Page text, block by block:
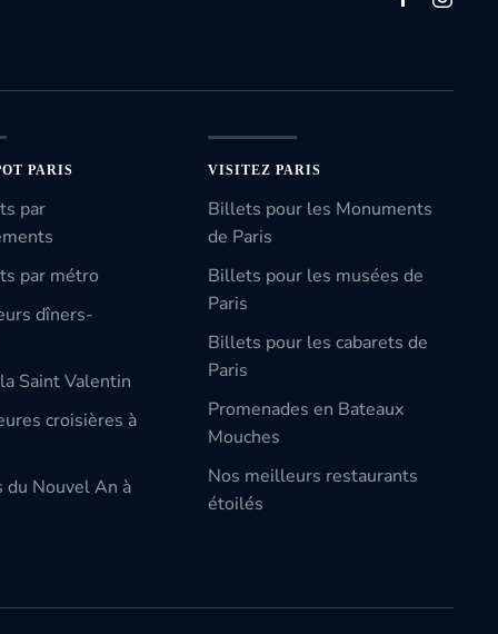
PARIS
par
par métro
dîners-
Saint Valentin
croisières à
du Nouvel An à
VISITEZ PARIS
Billets pour les Monuments
de Paris
Billets pour les musées de
Paris
Billets pour les cabarets de
Paris
Promenades en Bateaux
Mouches
Nos meilleurs restaurants
étoilés